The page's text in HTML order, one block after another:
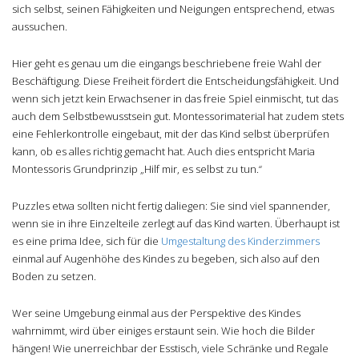
sich selbst, seinen Fähigkeiten und Neigungen entsprechend, etwas
aussuchen.
Hier geht es genau um die eingangs beschriebene freie Wahl der
Beschäftigung. Diese Freiheit fördert die Entscheidungsfähigkeit. Und
wenn sich jetzt kein Erwachsener in das freie Spiel einmischt, tut das
auch dem Selbstbewusstsein gut. Montessorimaterial hat zudem stets
eine Fehlerkontrolle eingebaut, mit der das Kind selbst überprüfen
kann, ob es alles richtig gemacht hat. Auch dies entspricht Maria
Montessoris Grundprinzip „Hilf mir, es selbst zu tun.“
Puzzles etwa sollten nicht fertig daliegen: Sie sind viel spannender,
wenn sie in ihre Einzelteile zerlegt auf das Kind warten. Überhaupt ist
es eine prima Idee, sich für die Umgestaltung des Kinderzimmers
einmal auf Augenhöhe des Kindes zu begeben, sich also auf den
Boden zu setzen.
Wer seine Umgebung einmal aus der Perspektive des Kindes
wahrnimmt, wird über einiges erstaunt sein. Wie hoch die Bilder
hängen! Wie unerreichbar der Esstisch, viele Schränke und Regale